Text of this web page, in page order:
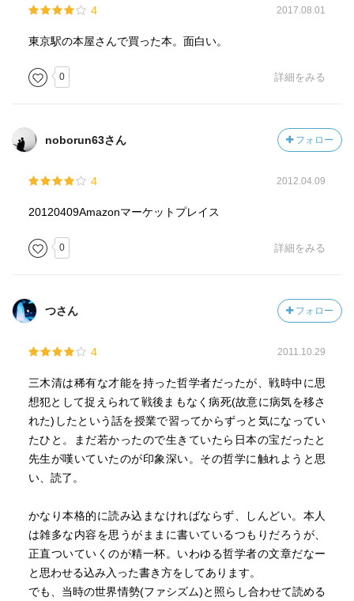
読書の速度（時間がかかった・普通・一気に読んだ）
［ 関連図書 ］
4 2017.08.01
東京駅の本屋さんで買った本。面白い。
0 詳細をみる
noborun63さん フォロー
4 2012.04.09
20120409Amazonマーケットプレイス
0 詳細をみる
つさん フォロー
4 2011.10.29
三木清は稀有な才能を持った哲学者だったが、戦時中に思
想犯として捉えられて戦後まもなく病死(故意に病気を移さ
れた)したという話を授業で習ってからずっと気になってい
たひと。まだ若かったので生きていたら日本の宝だったと
先生が嘆いていたのが印象深い。その哲学に触れようと思
い、読了。
かなり本格的に読み込まなければならず、しんどい。本人
は雑多な内容を思うがままに書いているつもりだろうが、
正直ついていくのが精一杯。いわゆる哲学者の文章だなー
と思わせる込み入った書き方をしてあります。
でも、当時の世界情勢(ファシズム)と照らし合わせて読める